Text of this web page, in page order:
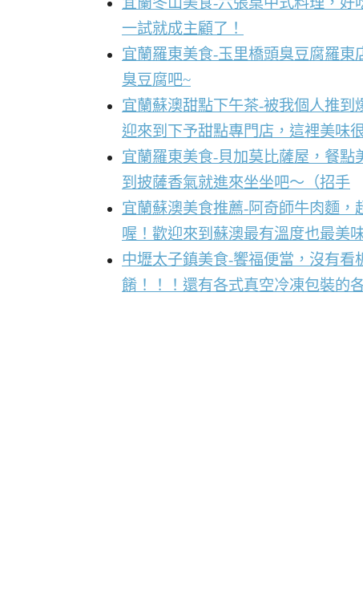
一試就成主顧了！
宜蘭羅東美食-玉里橋頭臭豆腐羅東
臭豆腐吧~
宜蘭蘇澳甜點下午茶-被我個人推
迎來到下予甜點專門店，這裡美味
宜蘭羅東美食-貝加莫比薩屋，餐
到披薩香氣就進來坐坐吧～（招手
宜蘭蘇澳美食推薦-阿奇師牛肉麵
喔！歡迎來到蘇澳最有溫度也最美
中壢太子鎮美食-饗福便當，沒有
餚！！！還有各式真空冷凍包裝的